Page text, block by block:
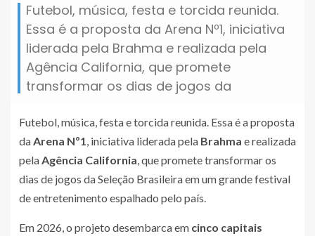
Futebol, música, festa e torcida reunida.
Essa é a proposta da Arena Nº1, iniciativa
liderada pela Brahma e realizada pela
Agência California, que promete
transformar os dias de jogos da
Futebol, música, festa e torcida reunida. Essa é a proposta
da Arena Nº1 , iniciativa liderada pela Brahma e realizada
pela Agência California , que promete transformar os
dias de jogos da Seleção Brasileira em um grande festival
de entretenimento espalhado pelo país.
Em 2026, o projeto desembarca em cinco capitais